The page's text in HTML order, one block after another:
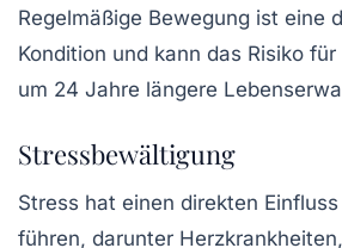
Regelmäßige Bewegung ist
Kondition und kann das Risiko
um 24 Jahre längere
Stressbewältigung
Stress hat einen direkten
führen, darunter